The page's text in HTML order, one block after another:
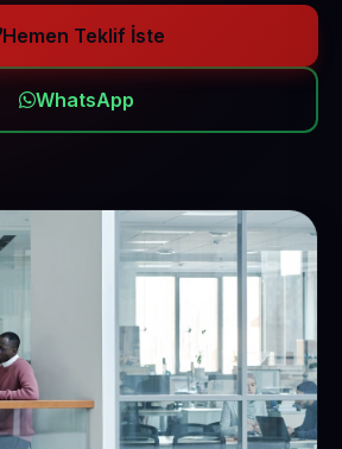
Hemen Teklif İste
WhatsApp